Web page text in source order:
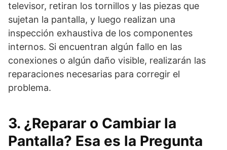
televisor, retiran los tornillos y las piezas que
sujetan la pantalla, y luego realizan una
inspección exhaustiva de los componentes
internos. Si encuentran algún fallo en las
conexiones o algún daño visible, realizarán las
reparaciones necesarias para corregir el
problema.
3. ¿Reparar o Cambiar la
Pantalla? Esa es la Pregunta